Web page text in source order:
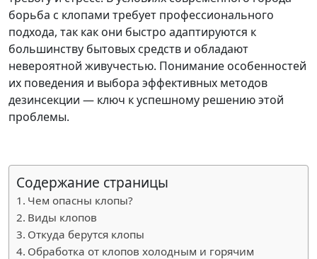
борьба с клопами требует профессионального
подхода, так как они быстро адаптируются к
большинству бытовых средств и обладают
невероятной живучестью. Понимание особенностей
их поведения и выбора эффективных методов
дезинсекции — ключ к успешному решению этой
проблемы.
Содержание страницы
Чем опасны клопы?
Виды клопов
Откуда берутся клопы
Обработка от клопов холодным и горячим